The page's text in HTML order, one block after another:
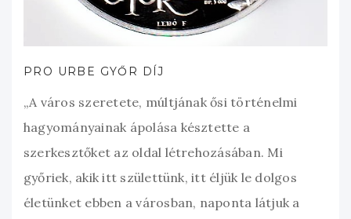
PRO URBE GYŐR DÍJ
„A város szeretete, múltjának ősi történelmi
hagyományainak ápolása késztette a
szerkesztőket az oldal létrehozásában. Mi
győriek, akik itt születtünk, itt éljük le dolgos
életünket ebben a városban, naponta látjuk a